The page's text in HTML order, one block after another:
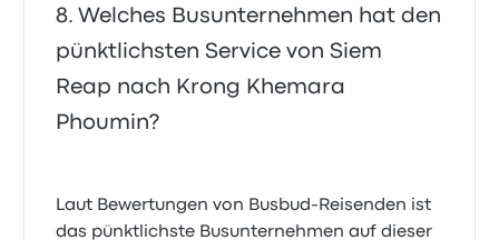
Welches Busunternehmen hat den
pünktlichsten Service von Siem
Reap nach Krong Khemara
Phoumin?
Laut Bewertungen von Busbud-Reisenden ist
das pünktlichste Busunternehmen auf dieser